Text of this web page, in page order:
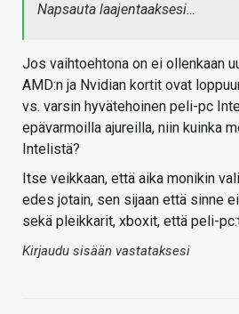
Napsauta laajentaaksesi…
Jos vaihtoehtona on ei ollenkaan
AMD:n ja Nvidian kortit ovat
vs. varsin hyvätehoinen peli-pc
epävarmoilla ajureilla, niin kuinka
Intelistä?
Itse veikkaan, että aika monikin
edes jotain, sen sijaan että sinne
sekä pleikkarit, xboxit, että peli-
Kirjaudu sisään vastataksesi